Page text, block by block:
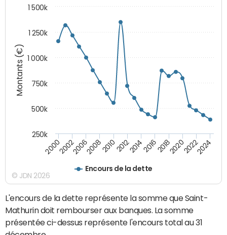
Montants (€)
Encours de la dette
200020022006200820102012201420162018202020222024
250k
500k
750k
1 000k
1 250k
1 500k
© JDN 2026
L'encours de la dette représente la somme que Saint-
Mathurin doit rembourser aux banques. La somme
présentée ci-dessus représente l'encours total au 31